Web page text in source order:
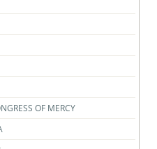
OF MERCY